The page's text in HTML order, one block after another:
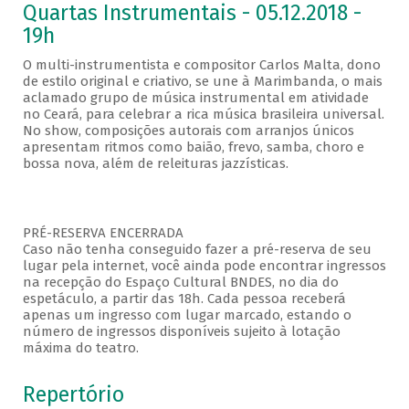
Quartas Instrumentais - 05.12.2018 -
19h
O multi-instrumentista e compositor Carlos Malta, dono
de estilo original e criativo, se une à Marimbanda, o mais
aclamado grupo de música instrumental em atividade
no Ceará, para celebrar a rica música brasileira universal.
No show, composições autorais com arranjos únicos
apresentam ritmos como baião, frevo, samba, choro e
bossa nova, além de releituras jazzísticas.
PRÉ-RESERVA ENCERRADA
Caso não tenha conseguido fazer a pré-reserva de seu
lugar pela internet, você ainda pode encontrar ingressos
na recepção do Espaço Cultural BNDES, no dia do
espetáculo, a partir das 18h. Cada pessoa receberá
apenas um ingresso com lugar marcado, estando o
número de ingressos disponíveis sujeito à lotação
máxima do teatro.
Repertório